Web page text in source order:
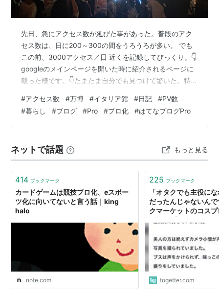
先日、急にアクセス数が延びた事があった。普段のアク
セス数は、日に200～300の間をうろうろが多い。 でも
この前、3000アクセス／日 近くを記録してびっくり。👇
googleのメインページを開いた時に紹介されるページに
載った様です。👇たまたま自分でも見つけて驚いた。特に
ップし、8/29～9/3にアクセス数が大幅上昇。その後、
ストンと落ちる（といっても上がる前より100アクセス以
上は多い状態から少しづつ下がり、結局は元の状態
は、不明だけど・・・ イタリア館にチャレンジする前
に、「イタ…
#アクセス数 #万博 #イタリア館 #日記 #PV数
#暮らし #ブログ #Pro #プロ化 #はてなブログPro
ネットで話題 もっと見る
414 ブックマーク
カードゲームは競技プロ化、eスポー
ツ化に向いてないと言う話｜king
halo
note.com
225 ブックマーク
「オタクでも主役に
だったんじゃないん
クマーケットのコス
togetter.com